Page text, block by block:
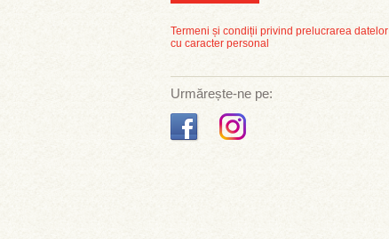
Termeni și condiții privind prelucrarea datelor
cu caracter personal
Urmărește-ne pe: